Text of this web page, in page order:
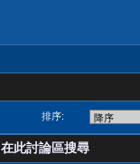
排序:
在此討論區搜尋